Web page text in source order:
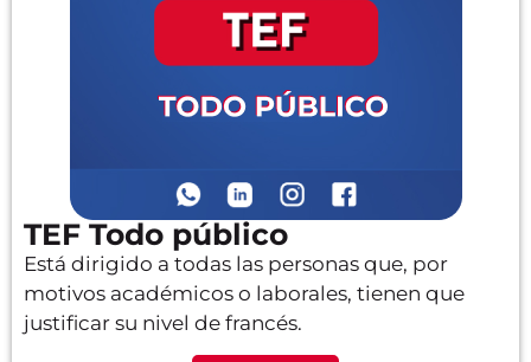
TEF Todo público
Está dirigido a todas las personas que, por
motivos académicos o laborales, tienen que
justificar su nivel de francés.